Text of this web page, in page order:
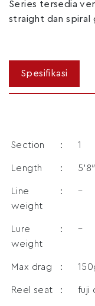
Series tersedia
straight dan spiral
Section : 1
Length : 5’8″
Line
weight
: –
Lure
weight
: –
Max drag :
Reel seat : fuji